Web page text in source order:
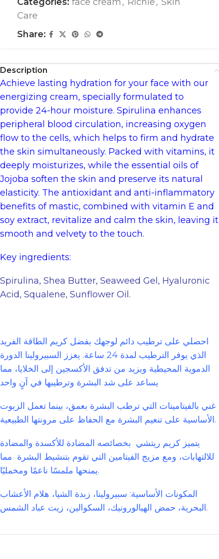
Care
Share:
Description
Achieve lasting hydration for your face with our
energizing cream, specially formulated to
provide 24-hour moisture. Spirulina enhances
peripheral blood circulation, increasing oxygen
flow to the cells, which helps to firm and hydrate
the skin simultaneously. Packed with vitamins, it
deeply moisturizes, while the essential oils of
Jojoba soften the skin and preserve its natural
elasticity. The antioxidant and anti-inflammatory
benefits of mastic, combined with vitamin E and
soy extract, revitalize and calm the skin, leaving it
smooth and velvety to the touch.
Key ingredients:
Spirulina, Shea Butter, Seaweed Gel, Hyaluronic
Acid, Squalene, Sunflower Oil.
احصلي على ترطيب دائم لوجهك بفضل كريم الطاقة الفريد
الذي يوفر الترطيب لمدة 24 ساعة. يعزز السبيرولينا الدورة
الدموية المحيطية ويزيد من تدفق الأكسجين إلى الخلايا، مما
يساعد على شد البشرة وترطيبها في آنٍ واحد
غني بالفيتامينات التي ترطب البشرة بعمق، بينما تعمل الزيوت
الأساسية على تنعيم البشرة مع الحفاظ على مرونتها الطبيعية.
يتميز كريم ريتشي بخصائصه المضادة للأكسدة والمضادة
للالتهابات، ومع مزيج الفيتامين التي تقوم بتنشيط البشرة مما
يمنحها ملمسًا ناعمًا ومخمليًا.
المكونات الأساسية: سبيرولينا، زبدة الشيا، هلام الأعشاب
البحرية، حمض الهيالورونيك، السكوالين، زيت عباد الشمس.